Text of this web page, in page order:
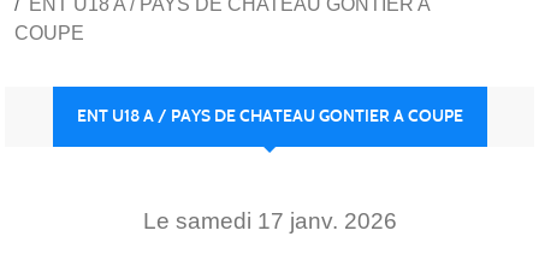
COUPE
ENT U18 A / PAYS DE CHATEAU GONTIER A COUPE
Le samedi 17 janv. 2026